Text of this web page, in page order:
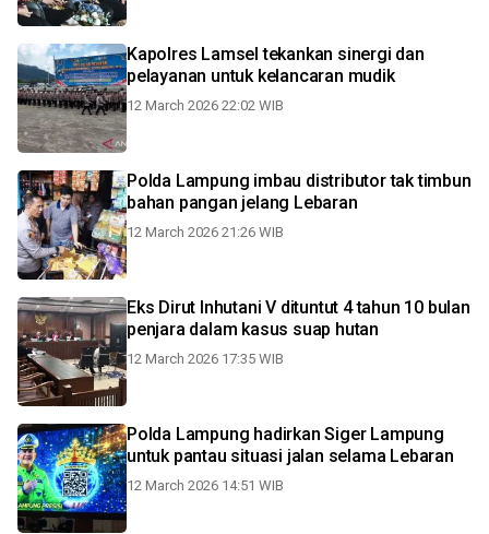
Kapolres Lamsel tekankan sinergi dan
pelayanan untuk kelancaran mudik
12 March 2026 22:02 WIB
Polda Lampung imbau distributor tak timbun
bahan pangan jelang Lebaran
12 March 2026 21:26 WIB
Eks Dirut Inhutani V dituntut 4 tahun 10 bulan
penjara dalam kasus suap hutan
12 March 2026 17:35 WIB
Polda Lampung hadirkan Siger Lampung
untuk pantau situasi jalan selama Lebaran
12 March 2026 14:51 WIB